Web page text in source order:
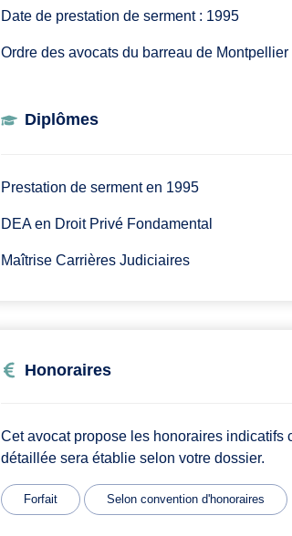
Date de prestation de serment : 1995
Ordre des avocats du barreau de Montpellier
Diplômes
Prestation de serment en 1995
DEA en Droit Privé Fondamental
Maîtrise Carrières Judiciaires
Honoraires
Cet avocat propose les honoraires
détaillée sera établie selon votre dossier.
Forfait Selon convention d'honoraires